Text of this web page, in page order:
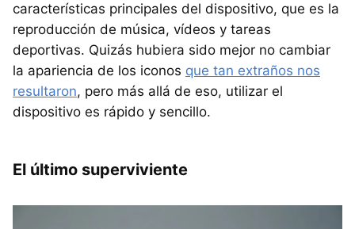
características principales del dispositivo, que es la
reproducción de música, vídeos y tareas
deportivas. Quizás hubiera sido mejor no cambiar
la apariencia de los iconos que tan extraños nos
resultaron, pero más allá de eso, utilizar el
dispositivo es rápido y sencillo.
El último superviviente